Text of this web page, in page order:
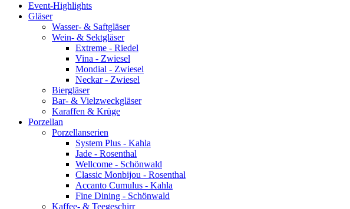
Event-Highlights
Gläser
Wasser- & Saftgläser
Wein- & Sektgläser
Extreme - Riedel
Vina - Zwiesel
Mondial - Zwiesel
Neckar - Zwiesel
Biergläser
Bar- & Vielzweckgläser
Karaffen & Krüge
Porzellan
Porzellanserien
System Plus - Kahla
Jade - Rosenthal
Wellcome - Schönwald
Classic Monbijou - Rosenthal
Accanto Cumulus - Kahla
Fine Dining - Schönwald
Kaffee- & Teegeschirr